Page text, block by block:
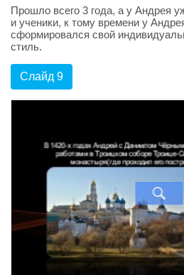
Прошло всего 3 года, а у Андрея
и ученики, к тому времени у
сформировался свой
стиль.
Слайд 9